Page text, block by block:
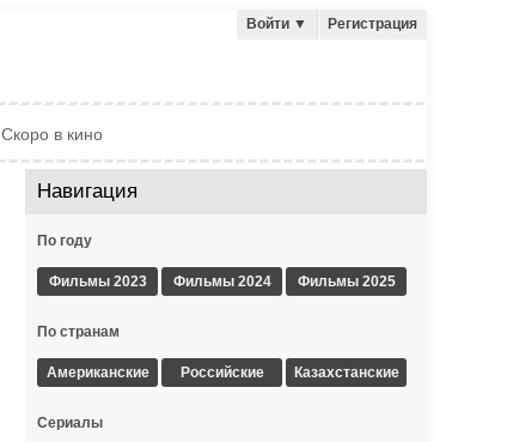
Войти ▼ Регистрация
Скоро в кино
Навигация
По году
Фильмы 2023 Фильмы 2024 Фильмы 2025
По странам
Американские Российские Казахстанские
Сериалы